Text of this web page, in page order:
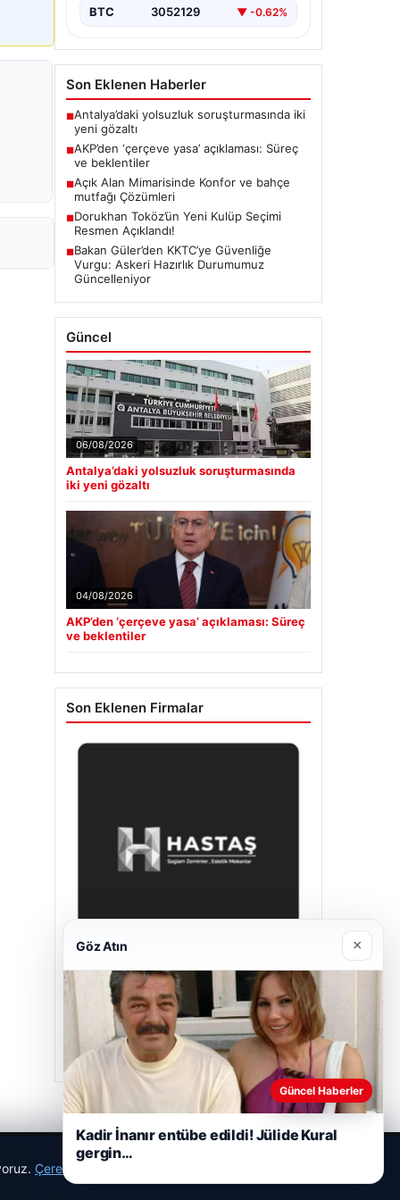
BTC 3052129 ▼ -0.62%
Son Eklenen Haberler
■Antalya’daki yolsuzluk soruşturmasında iki
yeni gözaltı
■AKP’den ‘çerçeve yasa’ açıklaması: Süreç
ve beklentiler
■Açık Alan Mimarisinde Konfor ve bahçe
mutfağı Çözümleri
■Dorukhan Toköz’ün Yeni Kulüp Seçimi
Resmen Açıklandı!
■Bakan Güler’den KKTC’ye Güvenliğe
Vurgu: Askeri Hazırlık Durumumuz
Güncelleniyor
Güncel
06/08/2026
Antalya’daki yolsuzluk soruşturmasında
iki yeni gözaltı
04/08/2026
AKP’den ‘çerçeve yasa’ açıklaması: Süreç
ve beklentiler
Son Eklenen Firmalar
Hastaş Beton
26/05/2026
Çerez Politikamız
Göz Atın ×
Güncel Haberler
Kadir İnanır entübe edildi! Jülide Kural
gergin…